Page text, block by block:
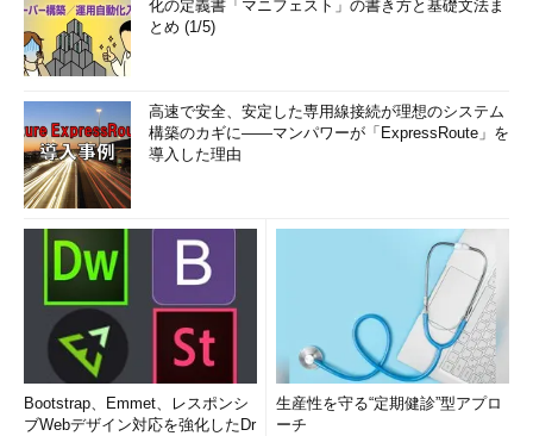
化の定義書「マニフェスト」の書き方と基礎文法ま
とめ (1/5)
高速で安全、安定した専用線接続が理想のシステム
構築のカギに――マンパワーが「ExpressRoute」を
導入した理由
Bootstrap、Emmet、レスポンシ
ブWebデザイン対応を強化したDr
生産性を守る“定期健診”型アプロ
ーチ